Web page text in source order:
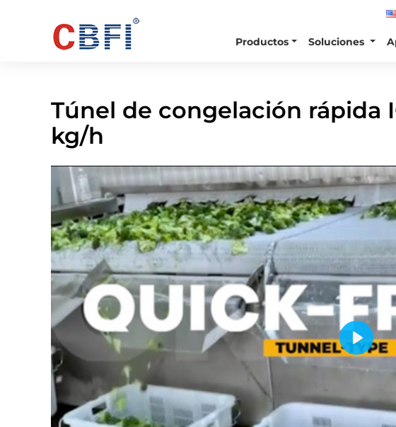
Productos Soluciones
Túnel de congelación rápida
kg/h
Play